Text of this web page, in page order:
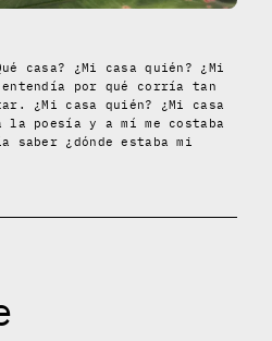
casa? ¿Mi casa quién? ¿Mi
entendía por qué corría tan
¿Mi casa quién? ¿Mi casa
la poesía y a mí me costaba
saber ¿dónde estaba mi